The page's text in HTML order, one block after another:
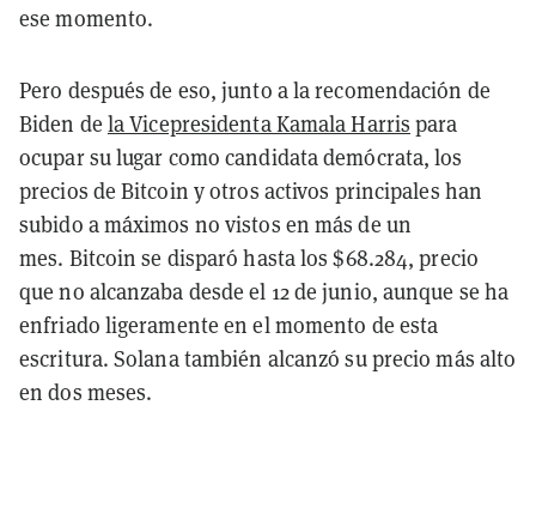
ese momento.
Pero después de eso, junto a la recomendación de
Biden de la Vicepresidenta Kamala Harris para
ocupar su lugar como candidata demócrata, los
precios de Bitcoin y otros activos principales han
subido a máximos no vistos en más de un
mes. Bitcoin se disparó hasta los $68.284, precio
que no alcanzaba desde el 12 de junio, aunque se ha
enfriado ligeramente en el momento de esta
escritura. Solana también alcanzó su precio más alto
en dos meses.